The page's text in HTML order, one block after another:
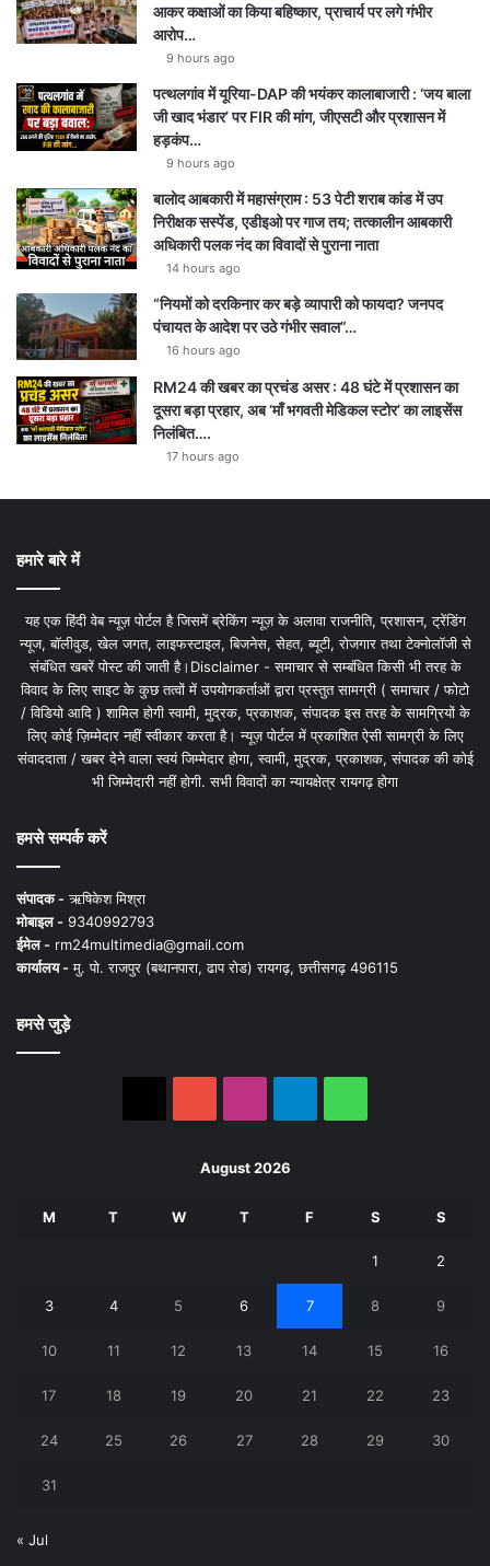
आकर कक्षाओं का किया बहिष्कार, प्राचार्य पर लगे गंभीर
आरोप…
9 hours ago
पत्थलगांव में यूरिया-DAP की भयंकर कालाबाजारी : ‘जय बाला
जी खाद भंडार’ पर FIR की मांग, जीएसटी और प्रशासन में
हड़कंप…
9 hours ago
बालोद आबकारी में महासंग्राम : 53 पेटी शराब कांड में उप
निरीक्षक सस्पेंड, एडीइओ पर गाज तय; तत्कालीन आबकारी
अधिकारी पलक नंद का विवादों से पुराना नाता
14 hours ago
“नियमों को दरकिनार कर बड़े व्यापारी को फायदा? जनपद
पंचायत के आदेश पर उठे गंभीर सवाल”…
16 hours ago
RM24 की खबर का प्रचंड असर : 48 घंटे में प्रशासन का
दूसरा बड़ा प्रहार, अब ‘माँ भगवती मेडिकल स्टोर’ का लाइसेंस
निलंबित….
17 hours ago
हमारे बारे में
यह एक हिंदी वेब न्यूज़ पोर्टल है जिसमें ब्रेकिंग न्यूज़ के अलावा राजनीति, प्रशासन, ट्रेंडिंग
न्यूज, बॉलीवुड, खेल जगत, लाइफस्टाइल, बिजनेस, सेहत, ब्यूटी, रोजगार तथा टेक्नोलॉजी से
संबंधित खबरें पोस्ट की जाती है।Disclaimer - समाचार से सम्बंधित किसी भी तरह के
विवाद के लिए साइट के कुछ तत्वों में उपयोगकर्ताओं द्वारा प्रस्तुत सामग्री ( समाचार / फोटो
/ विडियो आदि ) शामिल होगी स्वामी, मुद्रक, प्रकाशक, संपादक इस तरह के सामग्रियों के
लिए कोई ज़िम्मेदार नहीं स्वीकार करता है। न्यूज़ पोर्टल में प्रकाशित ऐसी सामग्री के लिए
संवाददाता / खबर देने वाला स्वयं जिम्मेदार होगा, स्वामी, मुद्रक, प्रकाशक, संपादक की कोई
भी जिम्मेदारी नहीं होगी. सभी विवादों का न्यायक्षेत्र रायगढ़ होगा
हमसे सम्पर्क करें
संपादक -ऋषिकेश मिश्रा
मोबाइल - 9340992793
ईमेल - rm24multimedia@gmail.com
कार्यालय -मु. पो. राजपुर (बथानपारा, ढाप रोड) रायगढ़, छत्तीसगढ़ 496115
हमसे जुड़े
August 2026
M T W T F S S
1 2
3 4 5 6 7 8 9
10 11 12 13 14 15 16
17 18 19 20 21 22 23
24 25 26 27 28 29 30
31
« Jul